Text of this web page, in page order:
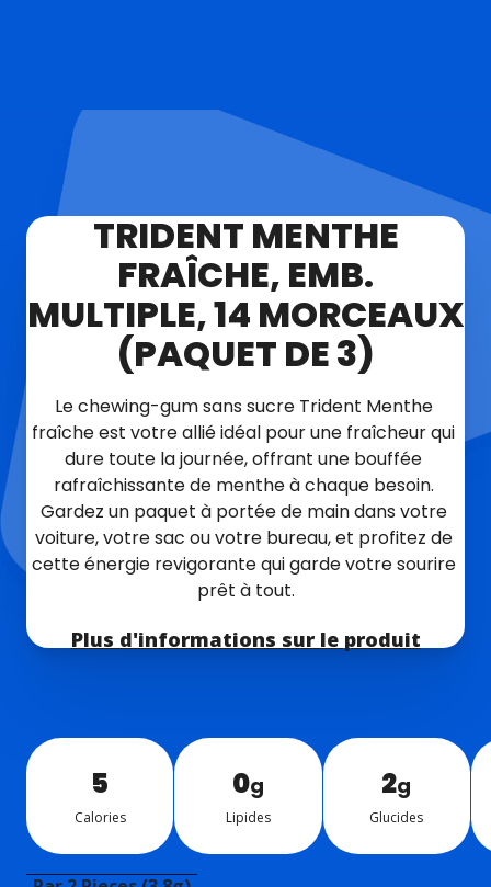
TRIDENT MENTHE
FRAÎCHE, EMB.
MULTIPLE, 14 MORCEAUX
(PAQUET DE 3)
Le chewing-gum sans sucre Trident Menthe
fraîche est votre allié idéal pour une fraîcheur qui
dure toute la journée, offrant une bouffée
rafraîchissante de menthe à chaque besoin.
Gardez un paquet à portée de main dans votre
voiture, votre sac ou votre bureau, et profitez de
cette énergie revigorante qui garde votre sourire
prêt à tout.
Plus d'informations sur le produit
5
Ca­lo­ries
0g
Li­pides
2g
Glu­cides